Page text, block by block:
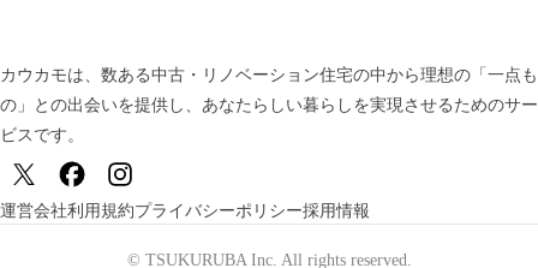
カウカモは、数ある中古・リノベーション住宅の中から理想の「一点も
の」との出会いを提供し、 あなたらしい暮らしを実現させるためのサー
ビスです。
運営会社利用規約プライバシーポリシー採用情報
© TSUKURUBA Inc. All rights reserved.